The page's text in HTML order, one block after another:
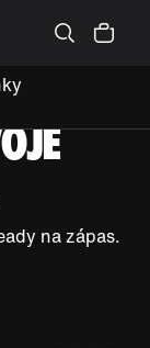
na zápas.